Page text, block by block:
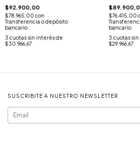
$92.900,00
$78.965,00con
Transferencia o depósito
bancario
3 cuotas sin interés de
$30.966,67
$76.415,00
bancario
3 cuotas
$29.966,67
SUSCRIBITE A NUESTRO NEWSLETTER